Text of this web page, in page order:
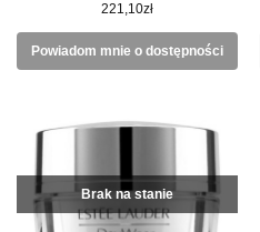
221,10zł
Powiadom mnie o dostępności
Brak na stanie